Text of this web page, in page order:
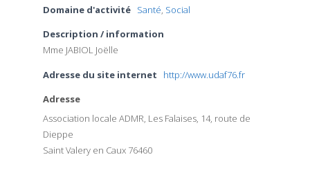
Domaine d'activité Santé, Social
Description / information
Mme JABIOL Joëlle
Adresse du site internet
http://www.udaf76.fr
Adresse
Association locale ADMR, Les Falaises, 14, route de
Dieppe
Saint Valery en Caux 76460